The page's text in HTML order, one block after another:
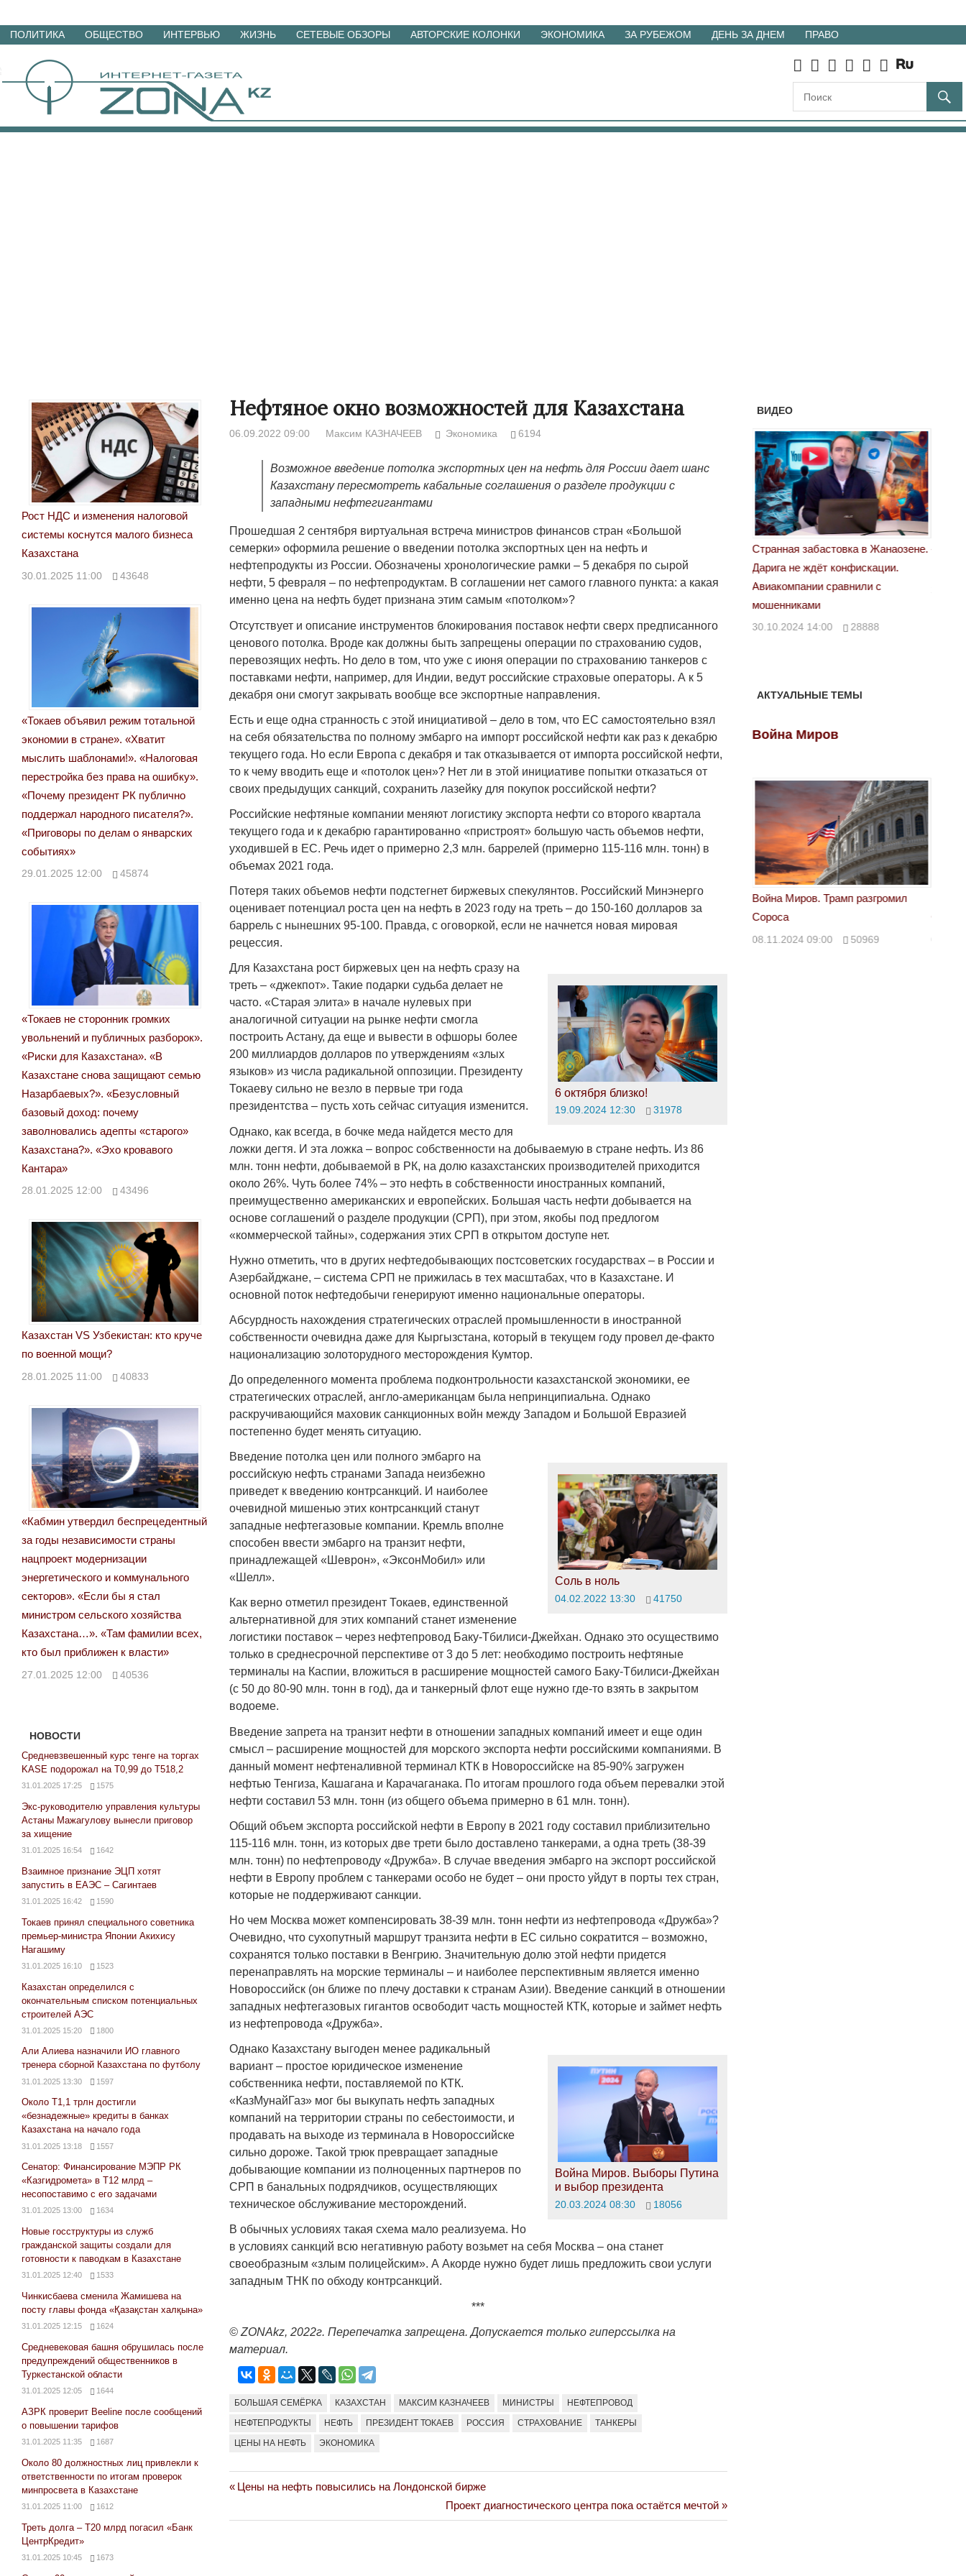
Перейти
материалам
ПОЛИТИКА ОБЩЕСТВО ИНТЕРВЬЮ ЖИЗНЬ СЕТЕВЫЕ ОБЗОРЫ АВТОРСКИЕ КОЛОНКИ ЭКОНОМИКА ЗА РУБЕЖОМ ДЕНЬ ЗА ДНЕМ ПРАВО
Нефтяное окно возможностей для Казахстана
06.09.2022 09:00 Максим КАЗНАЧЕЕВ Экономика 6194
Возможное введение потолка экспортных цен на нефть для России дает шанс
Казахстану пересмотреть кабальные соглашения о разделе продукции с
западными нефтегигантами
Прошедшая 2 сентября виртуальная встреча министров финансов стран «Большой
семерки» оформила решение о введении потолка экспортных цен на нефть и
нефтепродукты из России. Обозначены хронологические рамки – 5 декабря по сырой
нефти, 5 февраля – по нефтепродуктам. В соглашении нет самого главного пункта: а какая
именно цена на нефть будет признана этим самым «потолком»?
Отсутствует и описание инструментов блокирования поставок нефти сверх предписанного
ценового потолка. Вроде как должны быть запрещены операции по страхованию судов,
перевозящих нефть. Но дело в том, что уже с июня операции по страхованию танкеров с
поставками нефти, например, для Индии, ведут российские страховые операторы. А к 5
декабря они смогут закрывать вообще все экспортные направления.
Есть и еще одна странность с этой инициативой – дело в том, что ЕС самостоятельно взял
на себя обязательства по полному эмбарго на импорт российской нефти как раз к декабрю
текущего года. Но если Европа с декабря и так отказывается от импорта российской нефти,
то к чему вводить еще и «потолок цен»? Нет ли в этой инициативе попытки отказаться от
своих предыдущих санкций, сохранить лазейку для покупок российской нефти?
Российские нефтяные компании меняют логистику экспорта нефти со второго квартала
текущего года и к декабрю гарантированно «пристроят» большую часть объемов нефти,
уходившей в ЕС. Речь идет о примерно 2,3 млн. баррелей (примерно 115-116 млн. тонн) в
объемах 2021 года.
Потеря таких объемов нефти подстегнет биржевых спекулянтов. Российский Минэнерго
оценивает потенциал роста цен на нефть в 2023 году на треть – до 150-160 долларов за
баррель с нынешних 95-100. Правда, с оговоркой, если не начнется новая мировая
рецессия.
6 октября близко!
19.09.2024 12:30 31978
Для Казахстана рост биржевых цен на нефть сразу на
треть – «джекпот». Такие подарки судьба делает не
часто. «Старая элита» в начале нулевых при
аналогичной ситуации на рынке нефти смогла
построить Астану, да еще и вывести в офшоры более
200 миллиардов долларов по утверждениям «злых
языков» из числа радикальной оппозиции. Президенту
Токаеву сильно не везло в первые три года
президентства – пусть хоть сейчас ситуация изменится.
Однако, как всегда, в бочке меда найдется место для
ложки дегтя. И эта ложка – вопрос собственности на добываемую в стране нефть. Из 86
млн. тонн нефти, добываемой в РК, на долю казахстанских производителей приходится
около 26%. Чуть более 74% – это нефть в собственности иностранных компаний,
преимущественно американских и европейских. Большая часть нефти добывается на
основе соглашений о разделе продукции (СРП), при этом, якобы под предлогом
«коммерческой тайны», содержания этих СРП в открытом доступе нет.
Нужно отметить, что в других нефтедобывающих постсоветских государствах – в России и
Азербайджане, – система СРП не прижилась в тех масштабах, что в Казахстане. И
основной поток нефтедобычи генерируют именно национальные операторы.
Абсурдность нахождения стратегических отраслей промышленности в иностранной
собственности очевидна даже для Кыргызстана, который в текущем году провел де-факто
национализацию золоторудного месторождения Кумтор.
До определенного момента проблема подконтрольности казахстанской экономики, ее
стратегических отраслей, англо-американцам была непринципиальна. Однако
раскручивающийся маховик санкционных войн между Западом и Большой Евразией
постепенно будет менять ситуацию.
Соль в ноль
04.02.2022 13:30 41750
Введение потолка цен или полного эмбарго на
российскую нефть странами Запада неизбежно
приведет к введению контрсанкций. И наиболее
очевидной мишенью этих контрсанкций станут
западные нефтегазовые компании. Кремль вполне
способен ввести эмбарго на транзит нефти,
принадлежащей «Шеврон», «ЭксонМобил» или
«Шелл».
Как верно отметил президент Токаев, единственной
альтернативной для этих компаний станет изменение
логистики поставок – через нефтепровод Баку-Тбилиси-Джейхан. Однако это осуществимо
только в среднесрочной перспективе от 3 до 5 лет: необходимо построить нефтяные
терминалы на Каспии, вложиться в расширение мощностей самого Баку-Тбилиси-Джейхан
(с 50 до 80-90 млн. тонн в год), да и танкерный флот еще нужно где-то взять в закрытом
водоеме.
Введение запрета на транзит нефти в отношении западных компаний имеет и еще один
смысл – расширение мощностей для морского экспорта нефти российскими компаниями. В
данный момент нефтеналивной терминал КТК в Новороссийске на 85-90% загружен
нефтью Тенгиза, Кашагана и Карачаганака. По итогам прошлого года объем перевалки этой
нефти составил 53 млн. тонн (из общего объема примерно в 61 млн. тонн).
Общий объем экспорта российской нефти в Европу в 2021 году составил приблизительно
115-116 млн. тонн, из которых две трети было доставлено танкерами, а одна треть (38-39
млн. тонн) по нефтепроводу «Дружба». В случае введения эмбарго на экспорт российской
нефти в Европу проблем с танкерами особо не будет – они просто уйдут в порты тех стран,
которые не поддерживают санкции.
Но чем Москва может компенсировать 38-39 млн. тонн нефти из нефтепровода «Дружба»?
Очевидно, что сухопутный маршрут транзита нефти в ЕС сильно сократится – возможно,
сохранятся только поставки в Венгрию. Значительную долю этой нефти придется
перенаправлять на морские терминалы – и наиболее перспективным является именно
Новороссийск (он ближе по плечу доставки к странам Азии). Введение санкций в отношении
западных нефтегазовых гигантов освободит часть мощностей КТК, которые и займет нефть
из нефтепровода «Дружба».
Война Миров. Выборы Путина
и выбор президента
20.03.2024 08:30 18056
Однако Казахстану выгоден менее радикальный
вариант – простое юридическое изменение
собственника нефти, поставляемой по КТК.
«КазМунайГаз» мог бы выкупать нефть западных
компаний на территории страны по себестоимости, и
продавать на выходе из терминала в Новороссийске
сильно дороже. Такой трюк превращает западные
добывающие компании из полноценных партнеров по
СРП в банальных подрядчиков, осуществляющих
техническое обслуживание месторождений.
В обычных условиях такая схема мало реализуема. Но
в условиях санкций всю негативную работу возьмет на себя Москва – она станет
своеобразным «злым полицейским». А Акорде нужно будет лишь предложить свои услуги
западным ТНК по обходу контрсанкций.
***
© ZONAkz, 2022г. Перепечатка запрещена. Допускается только гиперссылка на
материал.
БОЛЬШАЯ СЕМЁРКА КАЗАХСТАН МАКСИМ КАЗНАЧЕЕВ МИНИСТРЫ НЕФТЕПРОВОД
НЕФТЕПРОДУКТЫ НЕФТЬ ПРЕЗИДЕНТ ТОКАЕВ РОССИЯ СТРАХОВАНИЕ ТАНКЕРЫ
ЦЕНЫ НА НЕФТЬ ЭКОНОМИКА
Навигация
по
Previous
Цены на нефть повысились на Лондонской бирже
Next
Post:
Проект диагностического центра пока остаётся мечтой
Рост НДС и изменения налоговой
системы коснутся малого бизнеса
Казахстана
30.01.2025 11:00 43648
«Токаев объявил режим тотальной
экономии в стране». «Хватит
мыслить шаблонами!». «Налоговая
перестройка без права на ошибку».
«Почему президент РК публично
поддержал народного писателя?».
«Приговоры по делам о январских
событиях»
29.01.2025 12:00 45874
«Токаев не сторонник громких
увольнений и публичных разборок».
«Риски для Казахстана». «В
Казахстане снова защищают семью
Назарбаевых?». «Безусловный
базовый доход: почему
заволновались адепты «старого»
Казахстана?». «Эхо кровавого
Кантара»
28.01.2025 12:00 43496
Казахстан VS Узбекистан: кто круче
по военной мощи?
28.01.2025 11:00 40833
«Кабмин утвердил беспрецедентный
за годы независимости страны
нацпроект модернизации
энергетического и коммунального
секторов». «Если бы я стал
министром сельского хозяйства
Казахстана…». «Там фамилии всех,
кто был приближен к власти»
27.01.2025 12:00 40536
НОВОСТИ
Средневзвешенный курс тенге на торгах
KASE подорожал на Т0,99 до Т518,2
31.01.2025 17:25 1575
Экс-руководителю управления культуры
Астаны Мажагулову вынесли приговор
за хищение
31.01.2025 16:54 1642
Взаимное признание ЭЦП хотят
запустить в ЕАЭС – Сагинтаев
31.01.2025 16:42 1590
Токаев принял специального советника
премьер-министра Японии Акихису
Нагашиму
31.01.2025 16:10 1523
Казахстан определился с
окончательным списком потенциальных
строителей АЭС
31.01.2025 15:20 1800
Али Алиева назначили ИО главного
тренера сборной Казахстана по футболу
31.01.2025 13:30 1597
Около Т1,1 трлн достигли
«безнадежные» кредиты в банках
Казахстана на начало года
31.01.2025 13:18 1557
Сенатор: Финансирование МЭПР РК
«Казгидромета» в Т12 млрд –
несопоставимо с его задачами
31.01.2025 13:00 1634
Новые госструктуры из служб
гражданской защиты создали для
готовности к паводкам в Казахстане
31.01.2025 12:40 1533
Чинкисбаева сменила Жамишева на
посту главы фонда «Қазақстан халқына»
31.01.2025 12:15 1624
Средневековая башня обрушилась после
предупреждений общественников в
Туркестанской области
31.01.2025 12:05 1644
АЗРК проверит Beeline после сообщений
о повышении тарифов
31.01.2025 11:35 1687
Около 80 должностных лиц привлекли к
ответственности по итогам проверок
минпросвета в Казахстане
31.01.2025 11:00 1612
Треть долга – Т20 млрд погасил «Банк
ЦентрКредит»
31.01.2025 10:45 1673
ВИДЕО
Народ выбрал свет
17.10.2024 17:00 29972
Странная забастовка в Жанаозене.
Дарига не ждёт конфискации.
Авиакомпании сравнили с
30.10.2024 14:00 28888
«Новый Казахстан не говорит всей
правды»
29.10.2024 09:00 39623
АКТУАЛЬНЫЕ ТЕМЫ
Война Миров
Война Миров. Трамп разгромил
Сороса
Война Миров
Война Миров. Трамп разгромил
Сороса
08.11.2024 09:00 50969